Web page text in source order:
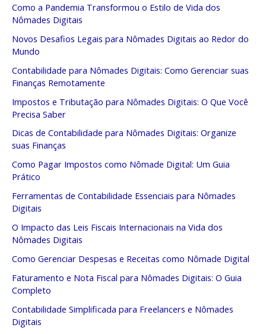
Como a Pandemia Transformou o Estilo de Vida dos
Nômades Digitais
Novos Desafios Legais para Nômades Digitais ao Redor do
Mundo
Contabilidade para Nômades Digitais: Como Gerenciar suas
Finanças Remotamente
Impostos e Tributação para Nômades Digitais: O Que Você
Precisa Saber
Dicas de Contabilidade para Nômades Digitais: Organize
suas Finanças
Como Pagar Impostos como Nômade Digital: Um Guia
Prático
Ferramentas de Contabilidade Essenciais para Nômades
Digitais
O Impacto das Leis Fiscais Internacionais na Vida dos
Nômades Digitais
Como Gerenciar Despesas e Receitas como Nômade Digital
Faturamento e Nota Fiscal para Nômades Digitais: O Guia
Completo
Contabilidade Simplificada para Freelancers e Nômades
Digitais